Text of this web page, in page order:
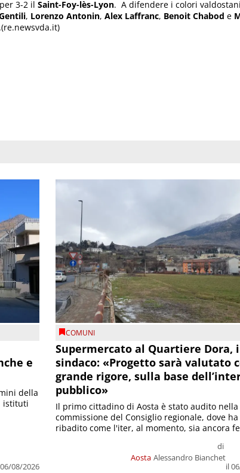
3-2 il Saint-Foy-lès-Lyon. A difendere i colori
, Lorenzo Antonin, Alex Laffranc, Benoit Chabod e
.(re.newsvda.it)
e
08/2026
della
istituti
COMUNI
Supermercato al Quartiere Dora,
sindaco: «Progetto sarà valutato
grande rigore, sulla base
pubblico»
Aosta
di
Alessandro Bianchet
il
Il primo cittadino di Aosta è stato audito
commissione del Consiglio regionale, dove ha
ribadito come l'iter, al momento, sia ancora